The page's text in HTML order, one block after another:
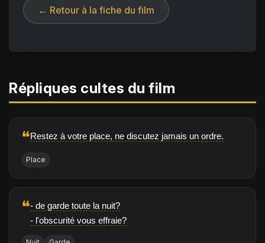
← Retour à la fiche du film
Répliques cultes du film
❝Restez à votre place, ne discutez jamais un ordre.
Place
❝- de garde toute la nuit?
- l'obscurité vous effraie?